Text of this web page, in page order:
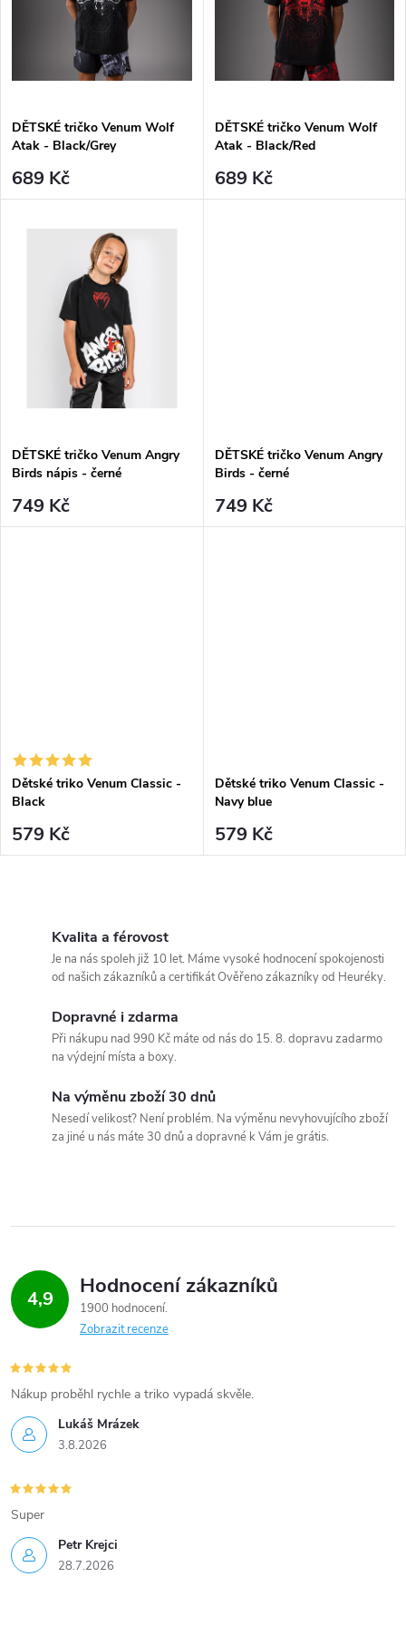
ů
DĚTSKÉ tričko Venum Wolf
Atak - Black/Grey
689 Kč
DĚTSKÉ tričko Venum Wolf
Atak - Black/Red
689 Kč
DĚTSKÉ tričko Venum Angry
Birds nápis - černé
749 Kč
DĚTSKÉ tričko Venum Angry
Birds - černé
749 Kč
Dětské triko Venum Classic -
Black
579 Kč
Dětské triko Venum Classic -
Navy blue
579 Kč
r
v
k
v
ý
p
i
s
u
Kvalita a férovost
Je na nás spoleh již 10 let. Máme vysoké hodnocení spokojenosti
od našich zákazníků a certifikát Ověřeno zákazníky od Heuréky.
Dopravné i zdarma
Při nákupu nad 990 Kč máte od nás do 15. 8. dopravu zadarmo
na výdejní místa a boxy.
Na výměnu zboží 30 dnů
Nesedí velikost? Není problém. Na výměnu nevyhovujícího zboží
za jiné u nás máte 30 dnů a dopravné k Vám je grátis.
4,9 Hodnocení zákazníků
1900 hodnocení
Zobrazit recenze
Lukáš Mrázek
3.8.2026
Nákup proběhl rychle a triko vypadá skvěle.
Petr Krejci
28.7.2026
Super